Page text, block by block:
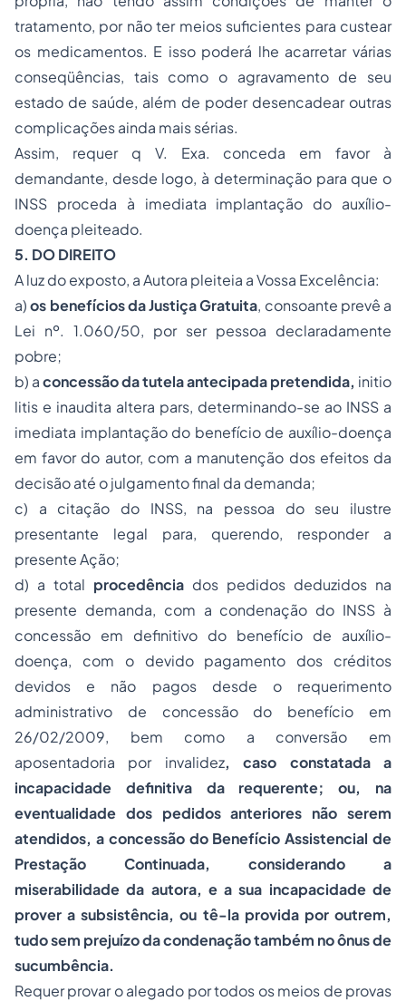
tratamento, por não ter meios suficientes para custear
os medicamentos. E isso poderá lhe acarretar várias
conseqüências, tais como o agravamento de seu
estado de saúde, além de poder desencadear outras
complicações ainda mais sérias.
Assim, requer q V. Exa. conceda em favor à
demandante, desde logo, à determinação para que o
INSS proceda à imediata implantação do auxílio-
doença pleiteado.
5. DO DIREITO
A luz do exposto, a Autora pleiteia a Vossa Excelência:
a)os benefícios da Justiça Gratuita, consoante prevê a
Lei nº. 1.060/50, por ser pessoa declaradamente
pobre;
b) aconcessão da tutela antecipada pretendida, initio
litis e inaudita altera pars, determinando-se ao INSS a
imediata implantação do benefício de auxílio-doença
em favor do autor, com a manutenção dos efeitos da
decisão até o julgamento final da demanda;
c) a citação do INSS, na pessoa do seu ilustre
presentante legal para, querendo, responder a
presente Ação;
d) a total procedência dos pedidos deduzidos na
presente demanda, com a condenação do INSS à
concessão em definitivo do benefício de auxílio-
doença, com o devido pagamento dos créditos
devidos e não pagos desde o requerimento
administrativo de concessão do benefício em
26/02/2009, bem como a conversão em
aposentadoria por invalidez, caso constatada a
incapacidade definitiva da requerente; ou, na
eventualidade dos pedidos anteriores não serem
atendidos, a concessão do Benefício Assistencial de
Prestação Continuada, considerando a
miserabilidade da autora, e a sua incapacidade de
prover a subsistência, ou tê-la provida por outrem,
tudo sem prejuízo da condenação também no ônus de
sucumbência.
Requer provar o alegado por todos os meios de provas